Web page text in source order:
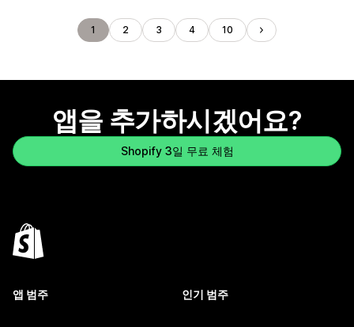
1 2 3 4 10
앱을 추가하시겠어요?
Shopify 3일 무료 체험
앱 범주 인기 범주